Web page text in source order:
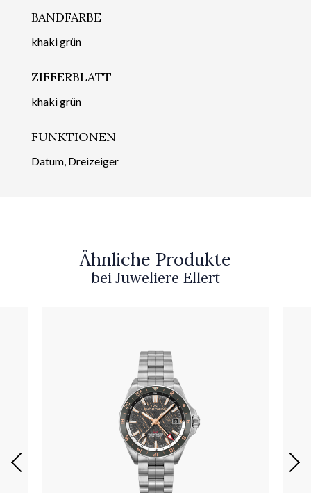
BANDFARBE
khaki grün
ZIFFERBLATT
khaki grün
FUNKTIONEN
Datum, Dreizeiger
Ähnliche Produkte
bei Juweliere Ellert